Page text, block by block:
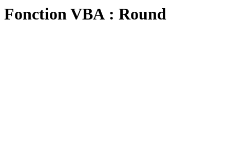
Fonction VBA : Round